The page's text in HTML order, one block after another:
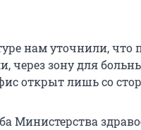
нам уточнили, что
через зону для
открыт лишь со
Министерства